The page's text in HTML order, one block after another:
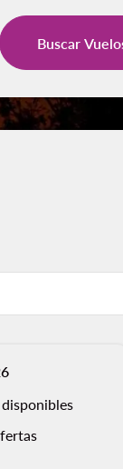
Buscar